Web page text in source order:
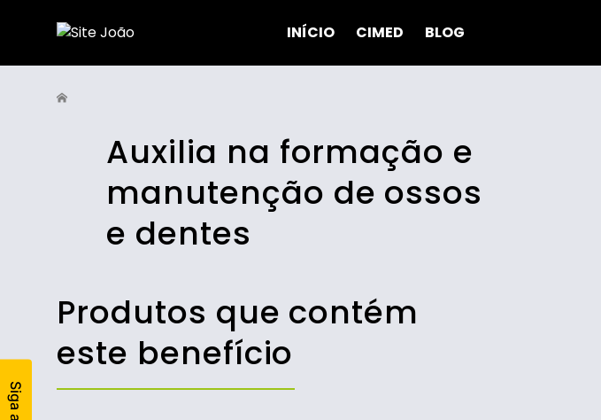
INÍCIO CIMED BLOG
Auxilia na formação e
manutenção de ossos
e dentes
Produtos que contém
este benefício